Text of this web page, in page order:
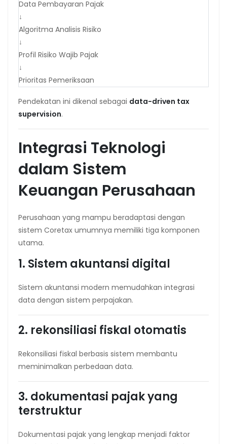
Data Pembayaran Pajak
↓
Algoritma Analisis Risiko
↓
Profil Risiko Wajib Pajak
↓
Prioritas Pemeriksaan
Pendekatan ini dikenal sebagai data-driven tax
supervision.
Integrasi Teknologi
dalam Sistem
Keuangan Perusahaan
Perusahaan yang mampu beradaptasi dengan
sistem Coretax umumnya memiliki tiga komponen
utama.
1. Sistem akuntansi digital
Sistem akuntansi modern memudahkan integrasi
data dengan sistem perpajakan.
2. rekonsiliasi fiskal otomatis
Rekonsiliasi fiskal berbasis sistem membantu
meminimalkan perbedaan data.
3. dokumentasi pajak yang
terstruktur
Dokumentasi pajak yang lengkap menjadi faktor